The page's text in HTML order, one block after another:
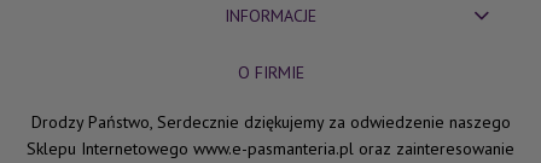
INFORMACJE
O FIRMIE
Drodzy Państwo, Serdecznie dziękujemy za odwiedzenie naszego
Sklepu Internetowego www.e-pasmanteria.pl oraz zainteresowanie